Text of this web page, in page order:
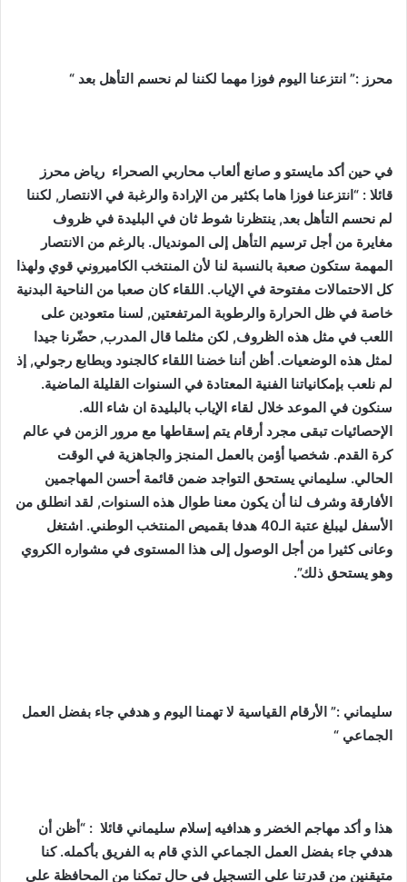
محرز :” انتزعنا اليوم فوزا مهما لكننا لم نحسم التأهل بعد “
في حين أكد مايستو و صانع ألعاب محاربي الصحراء رياض محرز
قائلا : “انتزعنا فوزا هاما بكثير من الإرادة والرغبة في الانتصار, لكننا
لم نحسم التأهل بعد, ينتظرنا شوط ثان في البليدة في ظروف
مغايرة من أجل ترسيم التأهل إلى المونديال. بالرغم من الانتصار
المهمة ستكون صعبة بالنسبة لنا لأن المنتخب الكاميروني قوي ولهذا
كل الاحتمالات مفتوحة في الإياب. اللقاء كان صعبا من الناحية البدنية
خاصة في ظل الحرارة والرطوبة المرتفعتين, لسنا متعودين على
اللعب في مثل هذه الظروف, لكن مثلما قال المدرب, حضّرنا جيدا
لمثل هذه الوضعيات. أظن أننا خضنا اللقاء كالجنود وبطابع رجولي, إذ
لم نلعب بإمكانياتنا الفنية المعتادة في السنوات القليلة الماضية.
سنكون في الموعد خلال لقاء الإياب بالبليدة ان شاء الله.
الإحصائيات تبقى مجرد أرقام يتم إسقاطها مع مرور الزمن في عالم
كرة القدم. شخصيا أؤمن بالعمل المنجز والجاهزية في الوقت
الحالي. سليماني يستحق التواجد ضمن قائمة أحسن المهاجمين
الأفارقة وشرف لنا أن يكون معنا طوال هذه السنوات, لقد انطلق من
الأسفل ليبلغ عتبة الـ40 هدفا بقميص المنتخب الوطني. اشتغل
وعانى كثيرا من أجل الوصول إلى هذا المستوى في مشواره الكروي
وهو يستحق ذلك”.
سليماني :” الأرقام القياسية لا تهمنا اليوم و هدفي جاء بفضل العمل
الجماعي “
هذا و أكد مهاجم الخضر و هدافيه إسلام سليماني قائلا : “أظن أن
هدفي جاء بفضل العمل الجماعي الذي قام به الفريق بأكمله. كنا
متيقنين من قدرتنا على التسجيل في حال تمكنا من المحافظة على